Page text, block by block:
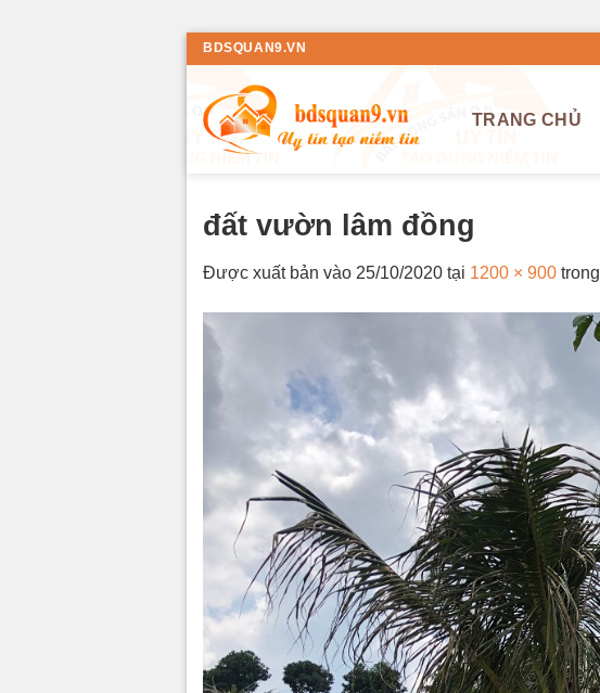
Bỏ
dung
BDSQUAN9.VN
TRANG CHỦ
đất vườn lâm đồng
Được xuất bản vào 25/10/2020 tại 1200 × 900 trong